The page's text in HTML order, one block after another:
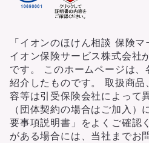
「イオンのほけん相談 保険
イオン保険サービス株式会社
です。 このホームページは
紹介したものです。 取扱商
容等は引受保険会社によって
（団体契約の場合はご加入）
要事項説明書」をよくご確認
がある場合には、当社までお